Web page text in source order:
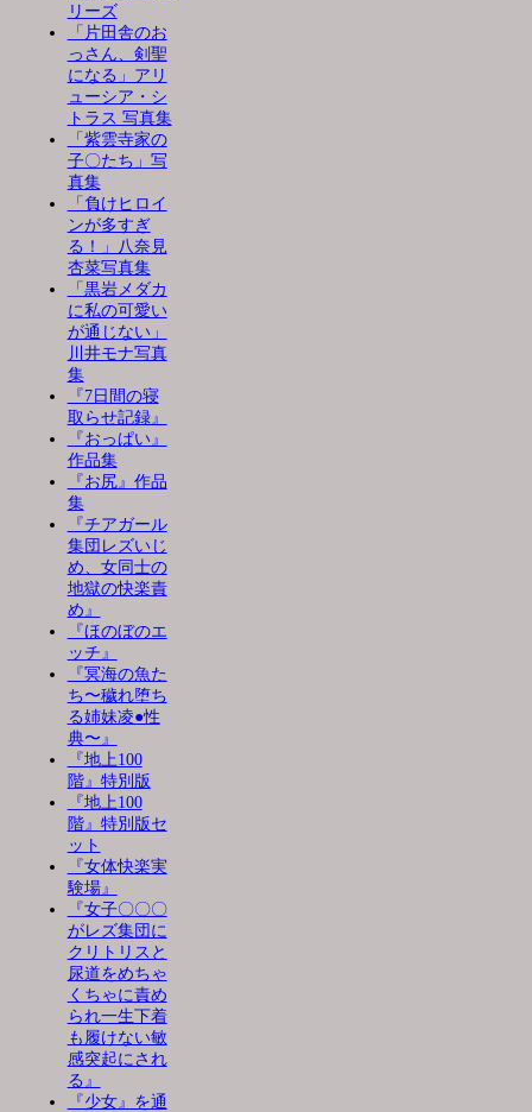
リーズ
「片田舎のお
っさん、剣聖
になる」アリ
ューシア・シ
トラス 写真集
「紫雲寺家の
子〇たち」写
真集
「負けヒロイ
ンが多すぎ
る！」八奈見
杏菜写真集
「黒岩メダカ
に私の可愛い
が通じない」
川井モナ写真
集
『7日間の寝
取らせ記録』
『おっぱい』
作品集
『お尻』作品
集
『チアガール
集団レズいじ
め、女同士の
地獄の快楽責
め』
『ほのぼのエ
ッチ』
『冥海の魚た
ち〜穢れ堕ち
る姉妹凌●性
典〜』
『地上100
階』特別版
『地上100
階』特別版セ
ット
『女体快楽実
験場』
『女子〇〇〇
がレズ集団に
クリトリスと
尿道をめちゃ
くちゃに責め
られ一生下着
も履けない敏
感突起にされ
る』
『少女』を通